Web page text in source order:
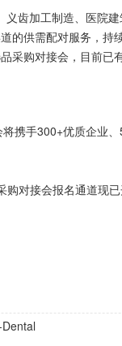
齿加工制造、医院
的供需配对服务，持
购对接会，目前已
携手300+优质企业
对接会报名通道现已